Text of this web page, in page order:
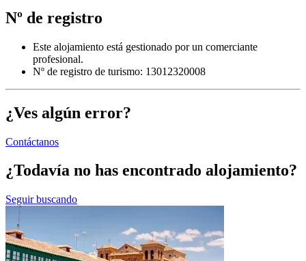
Nº de registro
Este alojamiento está gestionado por un comerciante
profesional.
Nº de registro de turismo: 13012320008
¿Ves algún error?
Contáctanos
¿Todavía no has encontrado alojamiento?
Seguir buscando